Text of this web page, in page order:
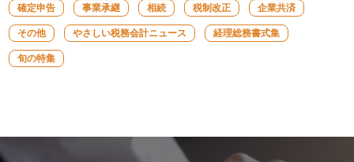
確定申告 事業承継 相続 税制改正 企業共済
その他 やさしい税務会計ニュース 経理総務書式集
旬の特集